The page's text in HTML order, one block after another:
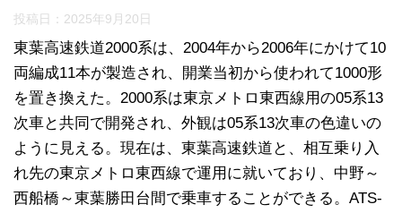
投稿日：2025年9月20日
東葉高速鉄道2000系は、2004年から2006年にかけて10
両編成11本が製造され、開業当初から使われて1000形
を置き換えた。2000系は東京メトロ東西線用の05系13
次車と共同で開発され、外観は05系13次車の色違いの
ように見える。現在は、東葉高速鉄道と、相互乗り入
れ先の東京メトロ東西線で運用に就いており、中野～
西船橋～東葉勝田台間で乗車することができる。ATS-